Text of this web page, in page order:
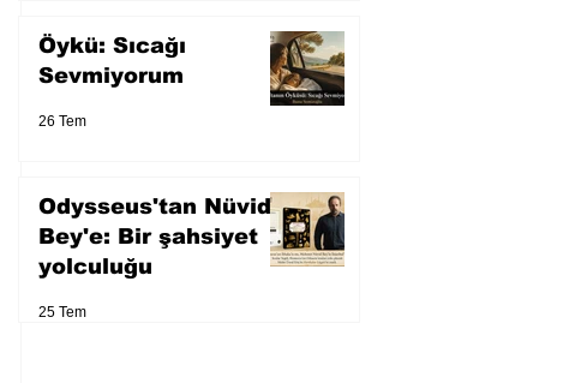
Öykü: Sıcağı
Sevmiyorum
26 Tem
Odysseus'tan Nüvid
Bey'e: Bir şahsiyet
yolculuğu
25 Tem